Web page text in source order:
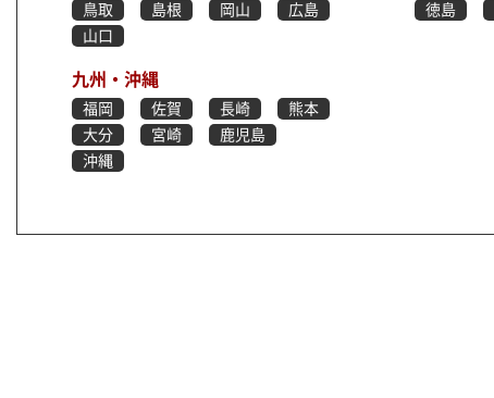
鳥取 島根 岡山
広島
山口
徳島
九州・沖縄
福岡 佐賀 長崎
熊本
大分
宮崎
鹿児島
沖縄